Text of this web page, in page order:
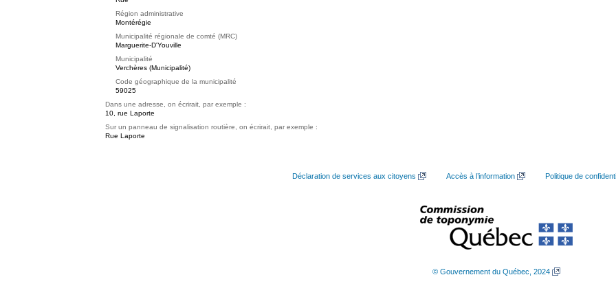
Région administrative
Montérégie
Municipalité régionale de comté (MRC)
Marguerite-D'Youville
Municipalité
Verchères (Municipalité)
Code géographique de la municipalité
59025
Dans une adresse, on écrirait, par exemple :
10, rue Laporte
Sur un panneau de signalisation routière, on écrirait, par exemple :
Rue Laporte
Déclaration de services aux citoyens Accès à l’information Politique de
© Gouvernement du Québec, 2024